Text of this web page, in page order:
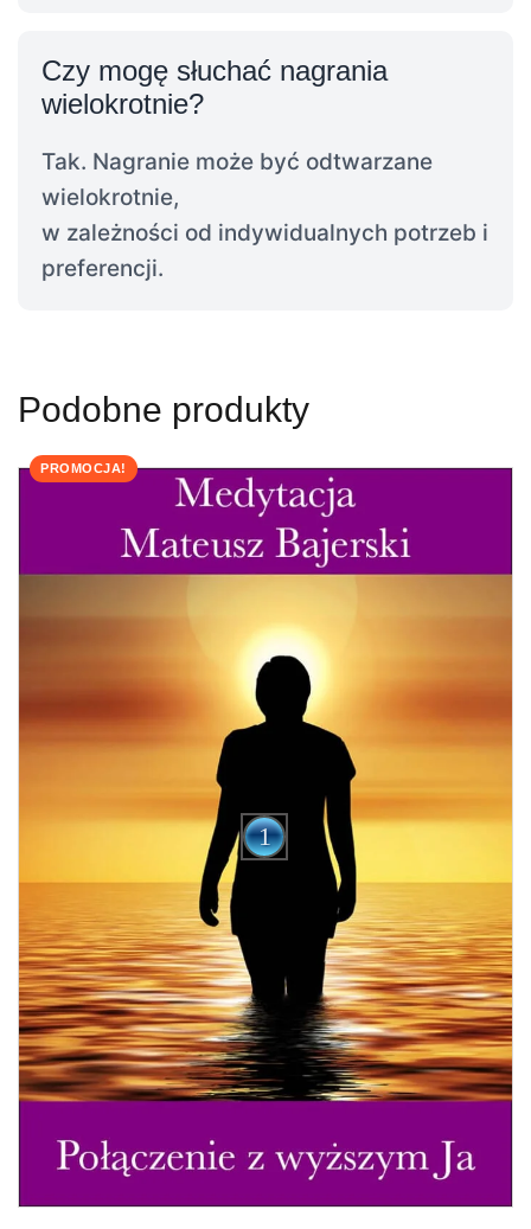
Czy mogę słuchać nagrania
wielokrotnie?
Tak. Nagranie może być odtwarzane
wielokrotnie,
w zależności od indywidualnych potrzeb i
preferencji.
Podobne produkty
PROMOCJA!